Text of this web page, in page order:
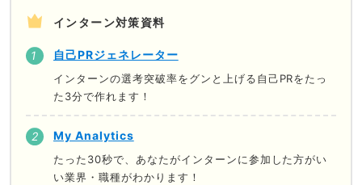
インターン対策資料
自己PRジェネレーター
インターンの選考突破率をグンと上げる自己PRをたっ
た3分で作れます！
My Analytics
たった30秒で、あなたがインターンに参加した方がい
い業界・職種がわかります！